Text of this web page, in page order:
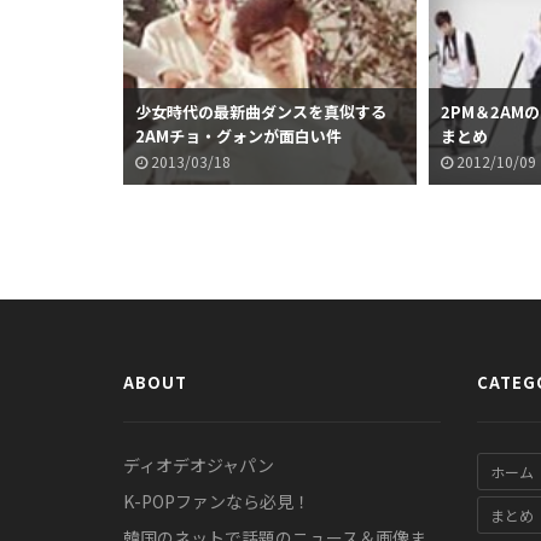
少女時代の最新曲ダンスを真似する
2AMチョ・グォンが面白い件
2013/03/18
2PM＆2AM
まとめ
2012/10/09
ABOUT
ディオデオジャパン
K-POPファンなら必見！
ホーム
まとめ